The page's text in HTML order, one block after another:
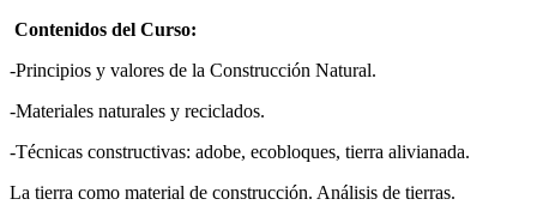
Contenidos del Curso:
-Principios y valores de la Construcción Natural.
-Materiales naturales y reciclados.
-Técnicas constructivas: adobe, ecobloques, tierra alivianada.
La tierra como material de construcción. Análisis de tierras.